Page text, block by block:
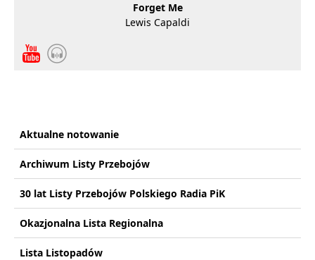
Forget Me
Lewis Capaldi
Aktualne notowanie
Archiwum Listy Przebojów
30 lat Listy Przebojów Polskiego Radia PiK
Okazjonalna Lista Regionalna
Lista Listopadów